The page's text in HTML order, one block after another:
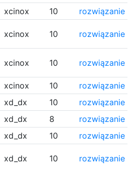
xcinox 10
rozwiązanie
xcinox 10 rozwiązanie
xcinox 10 rozwiązanie
xcinox 10
rozwiązanie
xd_dx 10
rozwiązanie
xd_dx 8
rozwiązanie
xd_dx 10
rozwiązanie
xd_dx 10 rozwiązanie